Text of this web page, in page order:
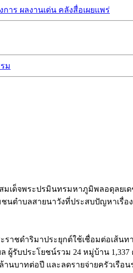
การ ผลงานเด่น คลังสื่อเผยแพร่
ม
มเด็จพระปรมินทรมหาภูมิพลอดุลย
นตำบลสายนาวังที่ประสบปัญหาเรื่อ
าชดำริมาประยุกต์ใช้เชื่อมต่อเส้นท
ผู้รับประโยชน์รวม 24 หมู่บ้าน
ล้านบาทต่อปี และลดรายจ่ายครัวเรือ